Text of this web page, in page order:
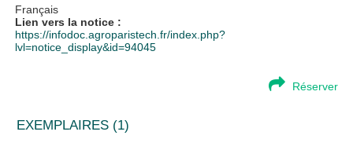
Français
Lien vers la notice :
https://infodoc.agroparistech.fr/index.php?
lvl=notice_display&id=94045
Réserver
EXEMPLAIRES (1)